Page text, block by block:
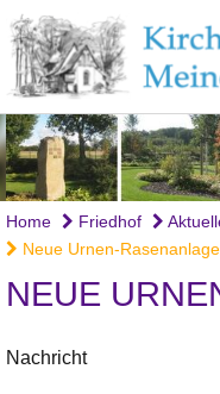
Home Friedhof
Neue Urnen-Rasenanlage
NEUE
Nachricht